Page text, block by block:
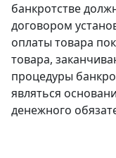
банкротстве
договором
оплаты товара
товара,
процедуры
являться
денежного